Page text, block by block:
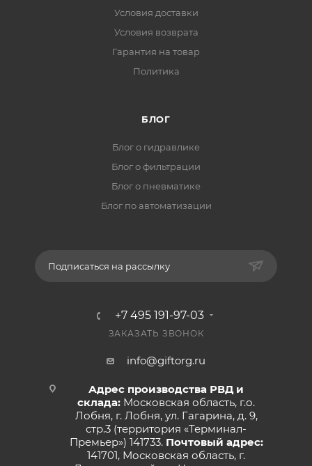
Условия доставки
Условия возврата
Гарантия на товар
Политика
БЛОГ
Блог о гидравлике
Блог о фильтрации
Блог о пневматике
Блог по автоматизации
Подписаться на рассылку
+7 495 191-97-03
ЗАКАЗАТЬ ЗВОНОК
info@giftorg.ru
Адрес производства РВД и
склада: Московская область, г.о.
Лобня, г. Лобня, ул. Гагарина, д. 9,
стр.3 (территория «Терминал-
Премьер») 141733. Почтовый адрес:
141701, Московская область, г.